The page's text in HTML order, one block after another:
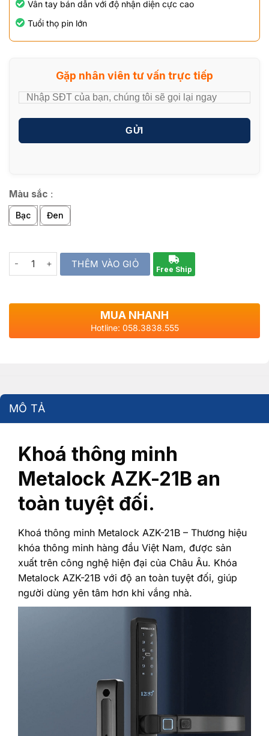
Vân tay bán dẫn với độ nhận diện cực cao
Tuổi thọ pin lớn
Gặp nhân viên tư vấn trực tiếp
GỬI
Màu sắc :
Bạc Đen
Quantity THÊM VÀO GIỎ Free Ship
MUA NHANH
Hotline: 058.3838.555
MÔ TẢ
Khoá thông minh
Metalock AZK-21B an
toàn tuyệt đối.
Khoá thông minh Metalock AZK-21B – Thương hiệu
khóa thông minh hàng đầu Việt Nam, được sản
xuất trên công nghệ hiện đại của Châu Âu. Khóa
Metalock AZK-21B với độ an toàn tuyệt đối, giúp
người dùng yên tâm hơn khi vắng nhà.